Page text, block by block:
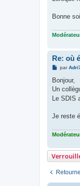
Bonne
Re: où
M
s
a
g
par
Bonjour,
Un
Le SDIS
Je reste